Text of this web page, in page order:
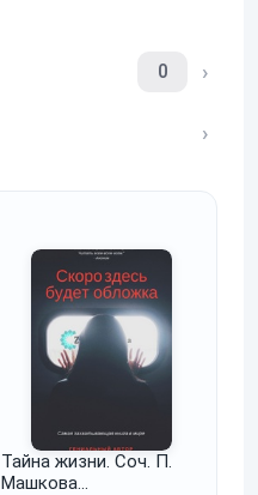
0
Тайна жизни. Соч. П.
Машкова…